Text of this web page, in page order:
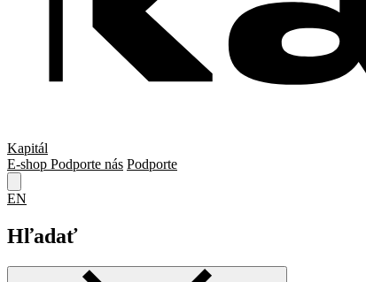
Kapitál
E-shop Podporte nás Podporte
EN
Hľadať